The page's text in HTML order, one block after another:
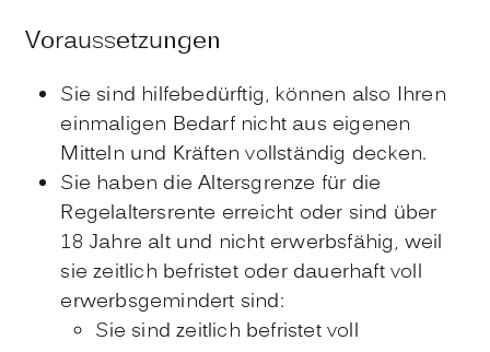
Voraussetzungen
Sie sind hilfebedürftig, können also Ihren
einmaligen Bedarf nicht aus eigenen
Mitteln und Kräften vollständig decken.
Sie haben die Altersgrenze für die
Regelaltersrente erreicht oder sind über
18 Jahre alt und nicht erwerbsfähig, weil
sie zeitlich befristet oder dauerhaft voll
erwerbsgemindert sind:
Sie sind zeitlich befristet voll